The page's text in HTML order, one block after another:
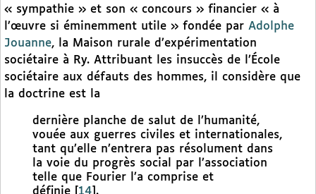
« sympathie » et son « concours » financier « à
l’œuvre si éminemment utile » fondée par Adolphe
Jouanne, la Maison rurale d’expérimentation
sociétaire à Ry. Attribuant les insuccès de l’École
sociétaire aux défauts des hommes, il considère que
la doctrine est la
dernière planche de salut de l’humanité,
vouée aux guerres civiles et internationales,
tant qu’elle n’entrera pas résolument dans
la voie du progrès social par l’association
telle que Fourier l’a comprise et
définie
14 .